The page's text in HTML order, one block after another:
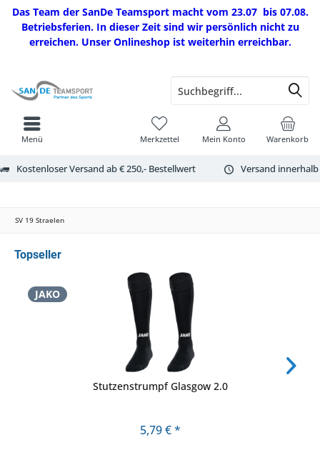
Das Team der SanDe Teamsport macht vom 23.07 bis 07.08.
Betriebsferien. In dieser Zeit sind wir persönlich nicht zu
erreichen. Unser Onlineshop ist weiterhin erreichbar.
Kostenloser Versand ab € 250,- Bestellwert Versand
Warenkorb
Merkzettel Mein Konto
Menü
SV 19 Straelen
Topseller
JAKO
Stutzenstrumpf Glasgow 2.0
5,79 € *